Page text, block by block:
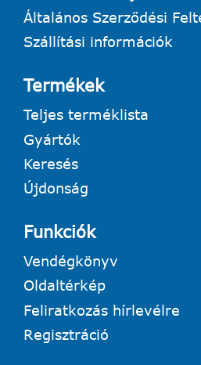
Általános Szerződési
Szállítási információk
Termékek
Teljes terméklista
Gyártók
Keresés
Újdonság
Funkciók
Vendégkönyv
Oldaltérkép
Feliratkozás hírlevélre
Regisztráció